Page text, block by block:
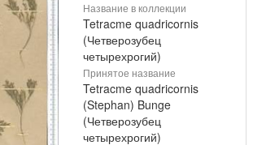
Название в коллекции
Tetracme quadricornis
(Четверозубец
четырехрогий)
Принятое название
Tetracme quadricornis
(Stephan) Bunge
(Четверозубец
четырехрогий)